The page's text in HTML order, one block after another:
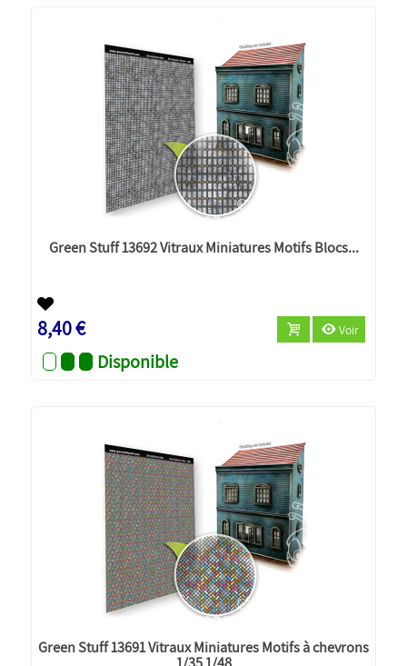
Green Stuff 13692 Vitraux Miniatures Motifs Blocs...
8,40 € Voir
Disponible
Green Stuff 13691 Vitraux Miniatures Motifs à chevrons
1/35 1/48